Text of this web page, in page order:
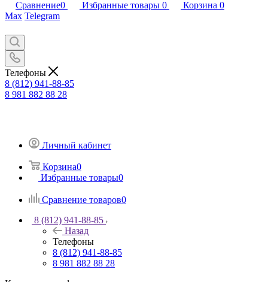
Сравнение0 Избранные товары 0 Корзина 0
Max Telegram
Телефоны
8 (812) 941-88-85
8 981 882 88 28
Личный кабинет
Корзина0
Избранные товары0
Сравнение товаров0
8 (812) 941-88-85
Назад
Телефоны
8 (812) 941-88-85
8 981 882 88 28